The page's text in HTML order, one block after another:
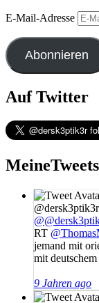
E-Mail-Adresse
Abonnieren
Auf Twitter
MeineTweets
@dersk3ptik3r
RT
jemand mit
mit
9 Jahren ago